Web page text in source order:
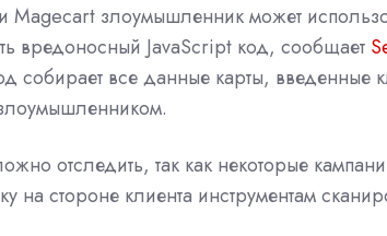
Magecart злоумышленник может
вредоносный JavaScript код, сообщает
собирает все данные карты, введенные
отследить, так как некоторые
на стороне клиента инструментам